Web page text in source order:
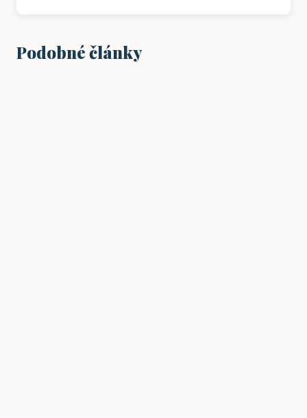
Podobné články